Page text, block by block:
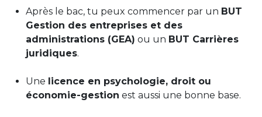
Après le bac, tu peux commencer par un BUT
Gestion des entreprises et des
administrations (GEA) ou un BUT Carrières
juridiques.
Une licence en psychologie, droit ou
économie-gestion est aussi une bonne base.